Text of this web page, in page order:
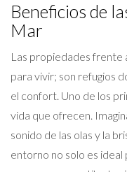
Beneficios de
Mar
Las propiedades frente
para vivir; son refugios
el confort. Uno de los
vida que ofrecen.
sonido de las olas y la
entorno no solo es ideal